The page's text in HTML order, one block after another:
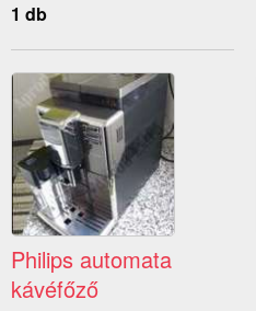
1 db
Philips automata
kávéfőző